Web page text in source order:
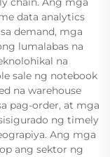
data analytics
demand, mga
lumalabas na
na
sale ng notebook
na warehouse
pag-order, at mga
ng timely
Ang mga
ang sektor ng